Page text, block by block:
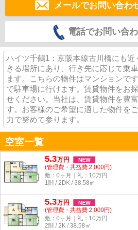
メールでお問い合わ
電話でお問い合
ハイツ千鶴1：京阪本線古川橋にも
きる場所にあり、行き先に応じて乗
ます。こちらの物件はマンションで
で駐車場に行けます。賃貸物件をお
せください。当社は、賃貸物件を豊
す。お客様のご希望に適した物件を
力で努めて参ります。
空室一覧
5.3万円 NEW
(管理費・共益費 2,000円)
敷：0ヶ月｜礼：10万円
1階 / 2DK / 38.58㎡
5.3万円 NEW
(管理費・共益費 2,000円)
敷：0ヶ月｜礼：10万円
2階 / 2K / 38.58㎡